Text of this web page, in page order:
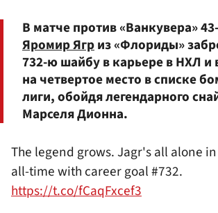
В матче против «Ванкувера»
Яромир Ягриз «Флориды»
732-ю шайбу в карьере в НХЛ
на четвертое место в списке
лиги, обойдя легендарного
Марселя Дионна.
The legend grows. Jagr's all alone
all-time with career goal #732.
https://t.co/fCaqFxcef3